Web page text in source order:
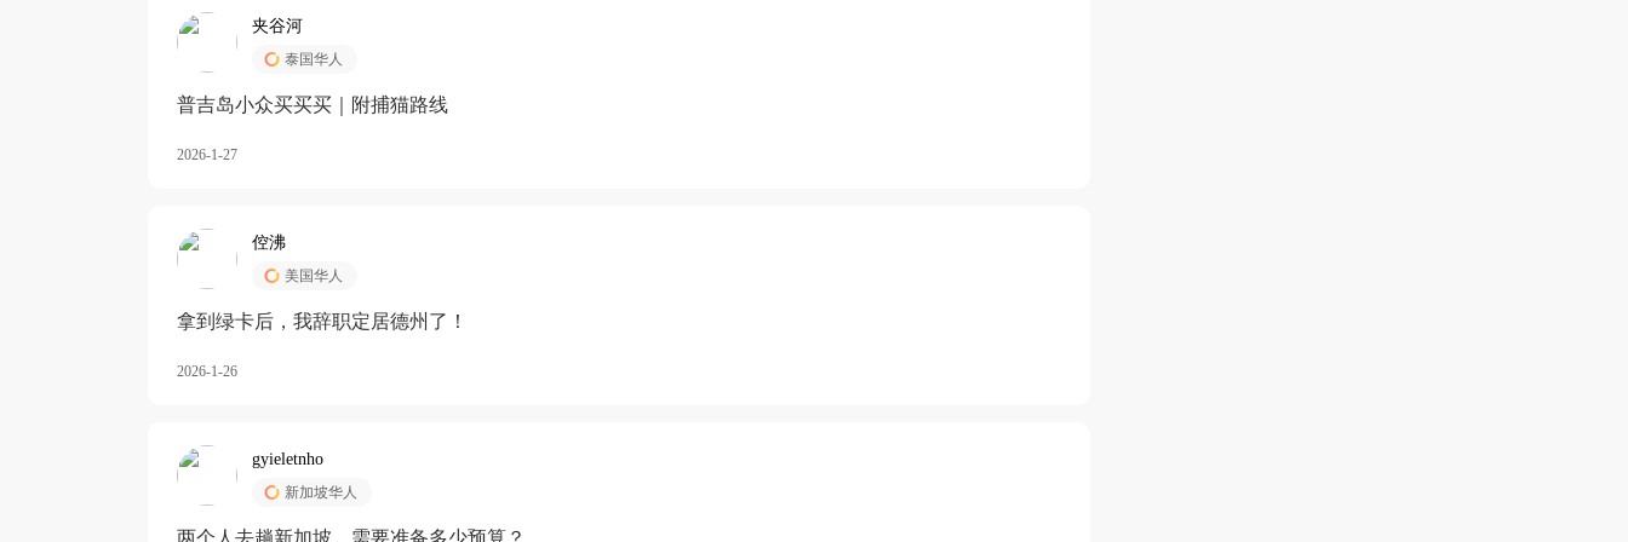
夹谷河
泰国华人
️普吉岛小众买买买｜附捕猫路线
2026-1-27
倥沸
美国华人
拿到绿卡后，我辞职定居德州了！
2026-1-26
gyieletnho
新加坡华人
两个人去趟新加坡，需要准备多少预算？